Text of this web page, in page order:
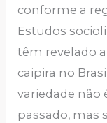
conforme a
Estudos
têm revelado
caipira no
variedade não
passado, mas